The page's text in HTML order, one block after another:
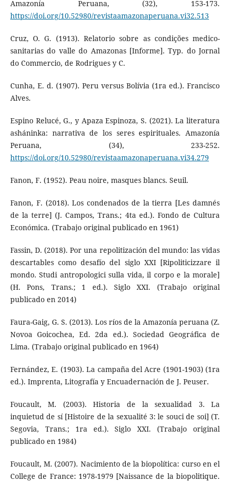
Amazonía Peruana, (32), 153-173.
https://doi.org/10.52980/revistaamazonaperuana.vi32.513
Cruz, O. G. (1913). Relatorio sobre as condições medico-
sanitarias do valle do Amazonas [Informe]. Typ. do Jornal
do Commercio, de Rodrigues y C.
Cunha, E. d. (1907). Peru versus Bolívia (1ra ed.). Francisco
Alves.
Espino Relucé, G., y Apaza Espinoza, S. (2021). La literatura
asháninka: narrativa de los seres espirituales. Amazonía
Peruana, (34), 233-252.
https://doi.org/10.52980/revistaamazonaperuana.vi34.279
Fanon, F. (1952). Peau noire, masques blancs. Seuil.
Fanon, F. (2018). Los condenados de la tierra [Les damnés
de la terre] (J. Campos, Trans.; 4ta ed.). Fondo de Cultura
Económica. (Trabajo original publicado en 1961)
Fassin, D. (2018). Por una repolitización del mundo: las vidas
descartables como desafío del siglo XXI [Ripoliticizzare il
mondo. Studi antropologici sulla vida, il corpo e la morale]
(H. Pons, Trans.; 1 ed.). Siglo XXI. (Trabajo original
publicado en 2014)
Faura-Gaig, G. S. (2013). Los ríos de la Amazonía peruana (Z.
Novoa Goicochea, Ed. 2da ed.). Sociedad Geográfica de
Lima. (Trabajo original publicado en 1964)
Fernández, E. (1903). La campaña del Acre (1901-1903) (1ra
ed.). Imprenta, Litografía y Encuadernación de J. Peuser.
Foucault, M. (2003). Historia de la sexualidad 3. La
inquietud de sí [Histoire de la sexualité 3: le souci de soi] (T.
Segovia, Trans.; 1ra ed.). Siglo XXI. (Trabajo original
publicado en 1984)
Foucault, M. (2007). Nacimiento de la biopolítica: curso en el
College de France: 1978-1979 [Naissance de la biopolitique.